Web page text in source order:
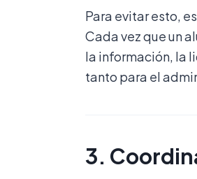
Para evitar esto,
Cada vez que un
la información, la
tanto para el
3.